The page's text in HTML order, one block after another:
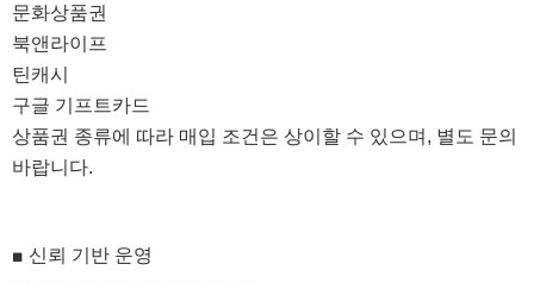
문화상품권
북앤라이프
틴캐시
구글 기프트카드
상품권 종류에 따라 매입 조건은 상이할 수 있으며, 별도 문의
바랍니다.
■ 신뢰 기반 운영